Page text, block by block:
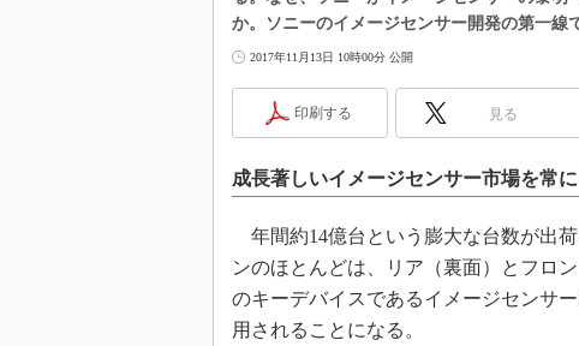
製品分解で探
“異端児エンジ
改革、執念の
イノベーショ
JASA発IoT通信
IHSアナリスト
か。ソニーのイメージセンサー開発の第一
2017年11月13日 10時00分 公開
印刷する 見る
成長著しいイメージセンサー市場を常
年間約14億台という膨大な台数が出
ンのほとんどは、リア（裏面）とフロ
のキーデバイスであるイメージセンサ
用されることになる。